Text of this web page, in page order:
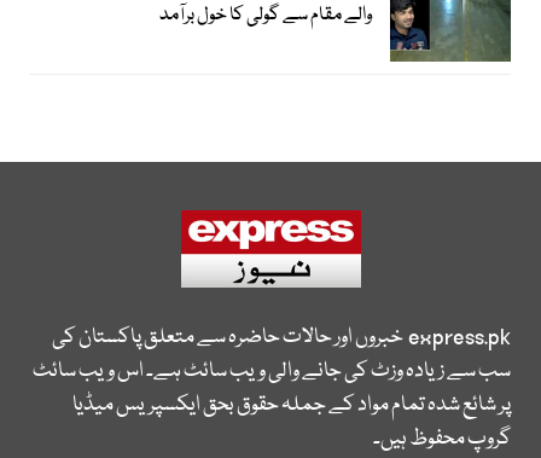
والے مقام سے گولی کا خول برآمد
express.pkخبروں اور حالات حاضرہ سے متعلق پاکستان کی
سب سے زیادہ وزٹ کی جانے والی ویب سائٹ ہے۔ اس ویب سائٹ
پر شائع شدہ تمام مواد کے جملہ حقوق بحق ایکسپریس میڈیا
گروپ محفوظ ہیں۔